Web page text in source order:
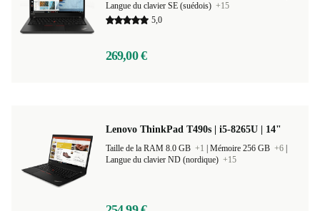
Langue du clavier SE (suédois) +15
5,0
269,00 €
Lenovo ThinkPad T490s | i5-8265U | 14"
Taille de la RAM 8.0 GB +1 Mémoire 256 GB +6
Langue du clavier ND (nordique) +15